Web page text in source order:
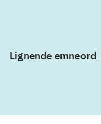
Lignende emneord